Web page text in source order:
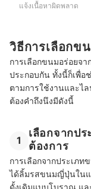
แจ้งเนื้อหาผิดพลาด
วิธีการเลือกข
การเลือกขนมอร่อยจ
ประกอบกัน ทั้งนี้ก็เพื่อ
ตามการใช้งานและไ
ต้องคำถึงนึงมีดังนี้
1
เลือกจากป
ต้องการ
การเลือกจากประเภ
ได้ลิ้มรสขนมญี่ปุ่นใน
ดั้งเดิมแบบโบราณ แ